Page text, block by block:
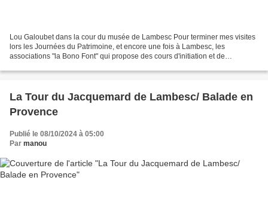
Lou Galoubet dans la cour du musée de Lambesc Pour terminer mes visites
lors les Journées du Patrimoine, et encore une fois à Lambesc, les
associations "la Bono Font" qui propose des cours d'initiation et de
La Tour du Jacquemard de Lambesc/ Balade en
Provence
Publié le 08/10/2024 à 05:00
Par manou